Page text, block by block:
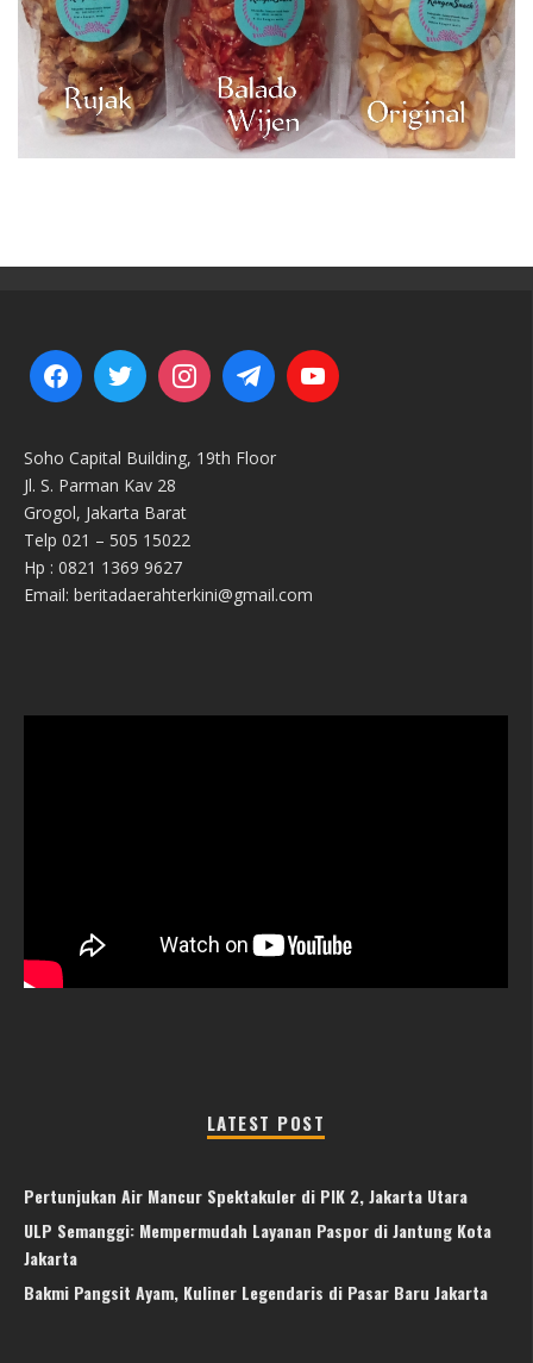
Soho Capital Building, 19th Floor
Jl. S. Parman Kav 28
Grogol, Jakarta Barat
Telp 021 – 505 15022
Hp : 0821 1369 9627
Email: beritadaerahterkini@gmail.com
LATEST POST
Pertunjukan Air Mancur Spektakuler di PIK 2, Jakarta Utara
ULP Semanggi: Mempermudah Layanan Paspor di Jantung Kota
Jakarta
Bakmi Pangsit Ayam, Kuliner Legendaris di Pasar Baru Jakarta